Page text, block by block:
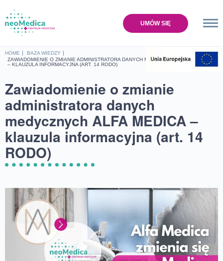
UMÓW SIĘ
HOME
BAZA WIEDZY
ZAWIADOMIENIE O ZMIANIE ADMINISTRATORA DANYCH MEDYCZNYCH ALFA MEDICA
– KLAUZULA INFORMACYJNA (ART. 14 RODO)
Zawiadomienie o zmianie
administratora danych
medycznych ALFA MEDICA –
klauzula informacyjna (art. 14
RODO)
Home
Oferta
Cennik
Baza wiedzy
O nas
Lokalizacje
Sklep
Kontakt
UMÓW SIĘ NA WIZYTĘ